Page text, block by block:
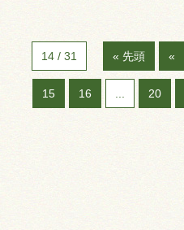
14 / 31 « 先頭 «
15 16 20